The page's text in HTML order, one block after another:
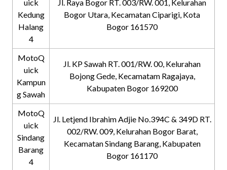
uick
Kedung
Halang
4
Jl. Raya Bogor RT. 003/RW. 001, Kelurahan
Bogor Utara, Kecamatan Ciparigi, Kota
Bogor 161570
MotoQ
uick
Kampun
g Sawah
Jl. KP Sawah RT. 001/RW. 00, Kelurahan
Bojong Gede, Kecamatam Ragajaya,
Kabupaten Bogor 169200
MotoQ
uick
Sindang
Barang
4
Jl. Letjend Ibrahim Adjie No.394C & 349D RT.
002/RW. 009, Kelurahan Bogor Barat,
Kecamatan Sindang Barang, Kabupaten
Bogor 161170